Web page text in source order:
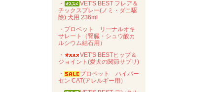
・
VET'S BEST フレア＆
チックスプレー(ノミ・ダニ駆
除) 犬用 236ml
・プロベット リーナルオキ
サレート（腎臓・シュウ酸カ
ルシウム結石用）
・
VET'S BESTヒップ＆
ジョイント(愛犬の関節サプリ)
・
プロベット ハイパー
セン CAT(アレルギー用）